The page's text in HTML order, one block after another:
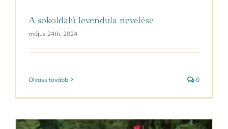
A sokoldalú levendula nevelése
május 24th, 2024
Olvass tovább 0